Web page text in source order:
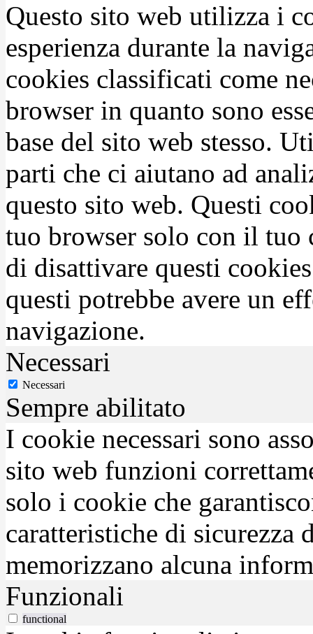
Questo sito web utilizza i
esperienza durante la
cookies classificati come
browser in quanto sono
base del sito web stesso.
parti che ci aiutano ad
questo sito web. Questi
tuo browser solo con il tuo
di disattivare questi
questi potrebbe avere un
navigazione.
Necessari
Necessari
Sempre abilitato
I cookie necessari sono
sito web funzioni
solo i cookie che
caratteristiche di sicurezza
memorizzano alcuna
Funzionali
functional